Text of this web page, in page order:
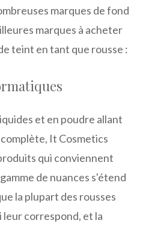
marques de fond
marques à acheter
teint en tant que rousse :
et en poudre allant
It Cosmetics
qui conviennent
de nuances s'étend
la plupart des rousses
correspond, et la